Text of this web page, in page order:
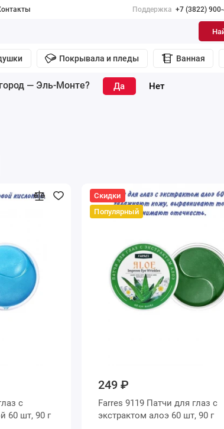
Поддержка +7 (3822)
Покрывала и пледы Ванная
— Эль-Монте?
с
60 шт, 90 г
Скидки
Популярный
249 ₽
Farres 9119 Патчи для глаз с
экстрактом алоэ 60 шт, 90 г